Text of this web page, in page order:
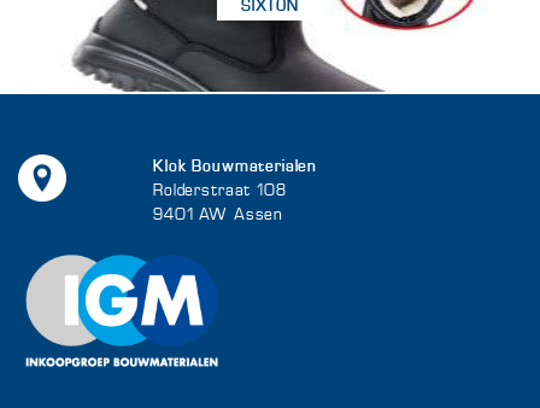
SIXTON
Klok Bouwmaterialen
Rolderstraat 108
9401 AW Assen